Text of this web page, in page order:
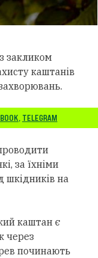
закликом
каштанів
, TELEGRAM
за їхніми
шкідників на
каштан є
через
починають